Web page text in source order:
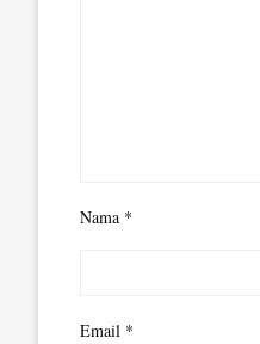
Nama *
Email *